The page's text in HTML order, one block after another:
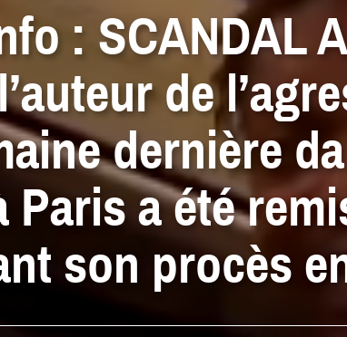
? »
: SCANDAL
de
dernière
Paris a été
son procès